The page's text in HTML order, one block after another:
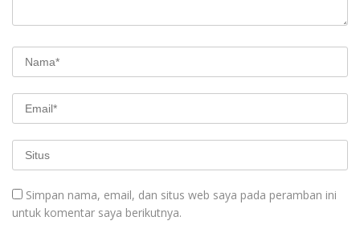
Simpan nama, email, dan situs web saya pada peramban ini
untuk komentar saya berikutnya.